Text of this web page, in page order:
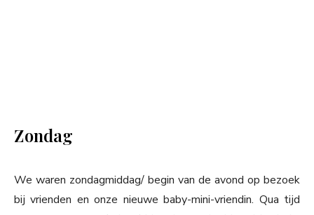
Zondag
We waren zondagmiddag/ begin van de avond op bezoek
bij vrienden en onze nieuwe baby-mini-vriendin. Qua tijd